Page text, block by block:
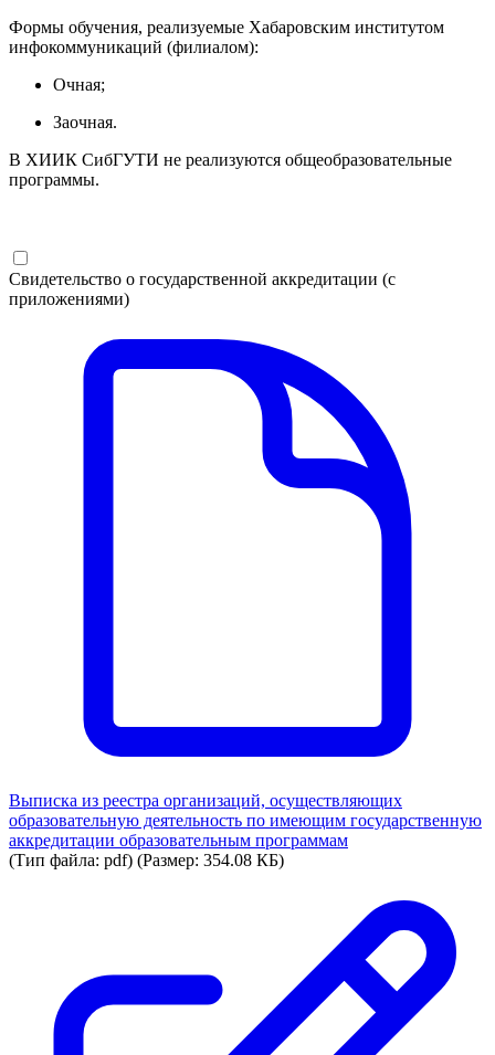
Формы обучения, реализуемые Хабаровским институтом
инфокоммуникаций (филиалом):
Очная;
Заочная.
В ХИИК СибГУТИ не реализуются общеобразовательные
программы.
Свидетельство о государственной аккредитации (с
приложениями)
Выписка из реестра организаций, осуществляющих
образовательную деятельность по имеющим государственную
аккредитации образовательным программам
(Тип файла: pdf) (Размер: 354.08 КБ)